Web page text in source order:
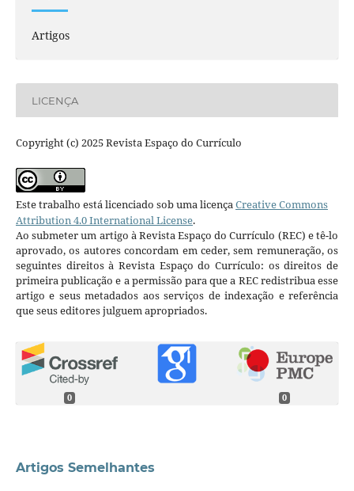
Artigos
LICENÇA
Copyright (c) 2025 Revista Espaço do Currículo
Este trabalho está licenciado sob uma licençaCreative Commons
Attribution 4.0 International License.
Ao submeter um artigo à Revista Espaço do Currículo (REC) e tê-lo
aprovado, os autores concordam em ceder, sem remuneração, os
seguintes direitos à Revista Espaço do Currículo: os direitos de
primeira publicação e a permissão para que a REC redistribua esse
artigo e seus metadados aos serviços de indexação e referência
que seus editores julguem apropriados.
0 0
Artigos Semelhantes